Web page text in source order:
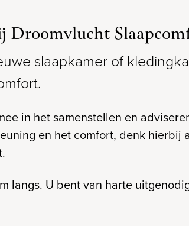
Droomvlucht
slaapkamer of
in het samenstellen en
en het comfort, denk
langs. U bent van harte